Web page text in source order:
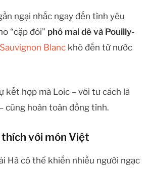
ngại nhắc ngay đến tình yêu
“cặp đôi” phô mai dê và Pouilly-
Sauvignon Blanc khô đến từ nước
kết hợp mà Loic – với tư cách là
cũng hoàn toàn đồng tình.
thích với món Việt
Hà có thể khiến nhiều người ngạc